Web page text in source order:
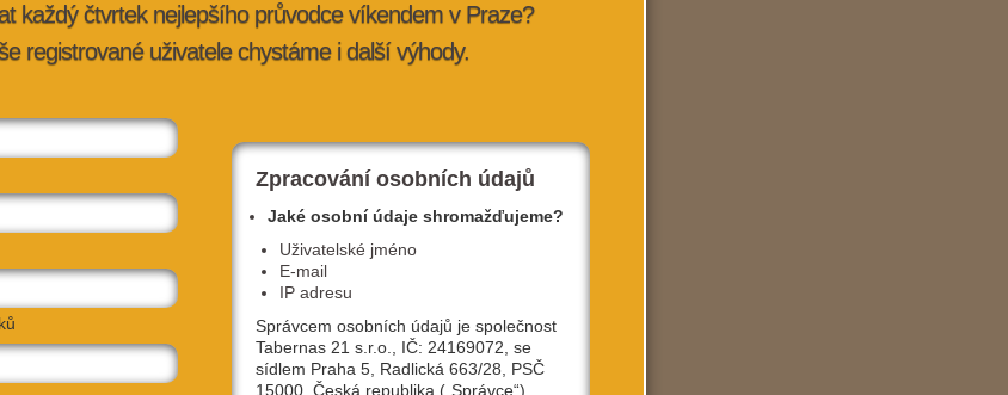
každý čtvrtek nejlepšího průvodce víkendem v Praze?
registrované uživatele chystáme i další výhody.
Zpracování osobních údajů
Jaké osobní údaje shromažďujeme?
Uživatelské jméno
E-mail
IP adresu
Správcem osobních údajů je společnost
Tabernas 21 s.r.o., IČ: 24169072, se
sídlem Praha 5, Radlická 663/28, PSČ
15000, Česká republika („Správce“).